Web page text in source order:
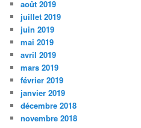
août 2019
juillet 2019
juin 2019
mai 2019
avril 2019
mars 2019
février 2019
janvier 2019
décembre 2018
novembre 2018